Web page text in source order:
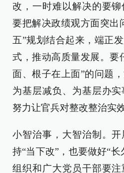
改，一时难以解决的要铆
要把解决政绩观方面突出
五”规划结合起来，端正
式，推动高质量发展。要
面、根子在上面”的问题
为基层减负、为基层办实
努力让官兵对整改整治实
小智治事，大智治制。
持“当下改”，也要做好“
组织和广大党员干部要